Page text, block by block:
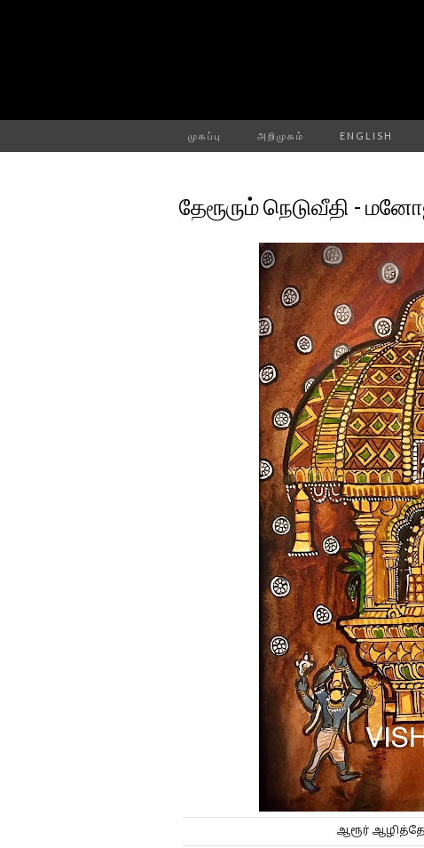
முகப்பு அறிமுகம் ENGLISH
தேரூரும் நெடுவீதி -
ஆரூர்